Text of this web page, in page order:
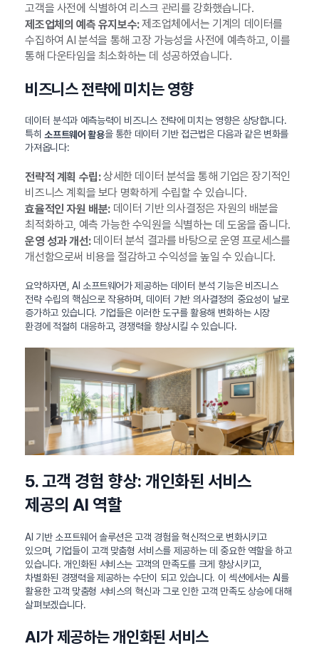
고객을 사전에 식별하여 리스크 관리를 강화했습니다.
제조업체의 예측 유지보수:제조업체에서는 기계의 데이터를
수집하여 AI 분석을 통해 고장 가능성을 사전에 예측하고, 이를
통해 다운타임을 최소화하는 데 성공하였습니다.
비즈니스 전략에 미치는 영향
데이터 분석과 예측능력이 비즈니스 전략에 미치는 영향은 상당합니다.
특히 소프트웨어 활용을 통한 데이터 기반 접근법은 다음과 같은 변화를
가져옵니다:
전략적 계획 수립:상세한 데이터 분석을 통해 기업은 장기적인
비즈니스 계획을 보다 명확하게 수립할 수 있습니다.
효율적인 자원 배분:데이터 기반 의사결정은 자원의 배분을
최적화하고, 예측 가능한 수익원을 식별하는 데 도움을 줍니다.
운영 성과 개선:데이터 분석 결과를 바탕으로 운영 프로세스를
개선함으로써 비용을 절감하고 수익성을 높일 수 있습니다.
요약하자면, AI 소프트웨어가 제공하는 데이터 분석 기능은 비즈니스
전략 수립의 핵심으로 작용하며, 데이터 기반 의사결정의 중요성이 날로
증가하고 있습니다. 기업들은 이러한 도구를 활용해 변화하는 시장
환경에 적절히 대응하고, 경쟁력을 향상시킬 수 있습니다.
5. 고객 경험 향상: 개인화된 서비스
제공의 AI 역할
AI 기반 소프트웨어 솔루션은 고객 경험을 혁신적으로 변화시키고
있으며, 기업들이 고객 맞춤형 서비스를 제공하는 데 중요한 역할을 하고
있습니다. 개인화된 서비스는 고객의 만족도를 크게 향상시키고,
차별화된 경쟁력을 제공하는 수단이 되고 있습니다. 이 섹션에서는 AI를
활용한 고객 맞춤형 서비스의 혁신과 그로 인한 고객 만족도 상승에 대해
살펴보겠습니다.
AI가 제공하는 개인화된 서비스